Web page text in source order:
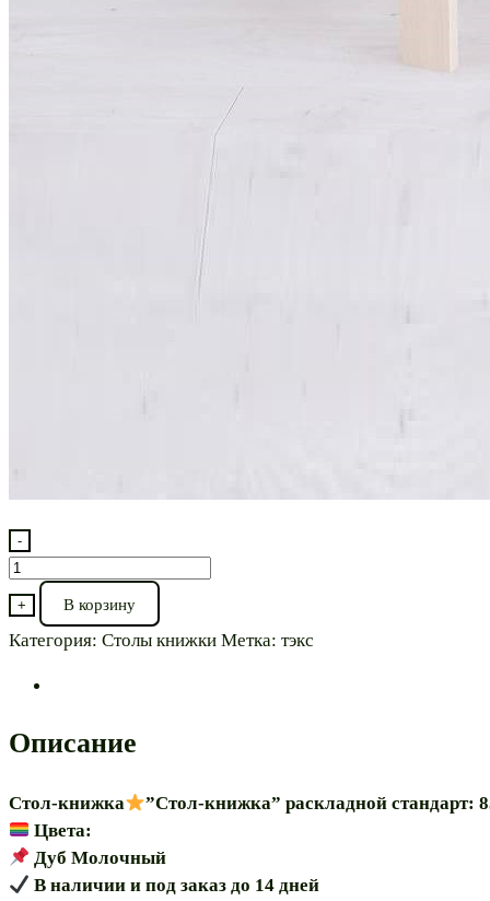
-
Количество
товара
Стол-
книжка⭐”Стол-
+ В корзину
Категория: Столы книжки Метка: тэкс
Описание
Стол-книжка
”Стол-книжка” раскладной стандарт:
Цвета:
Дуб Молочный
В наличии и под заказ до 14 дней